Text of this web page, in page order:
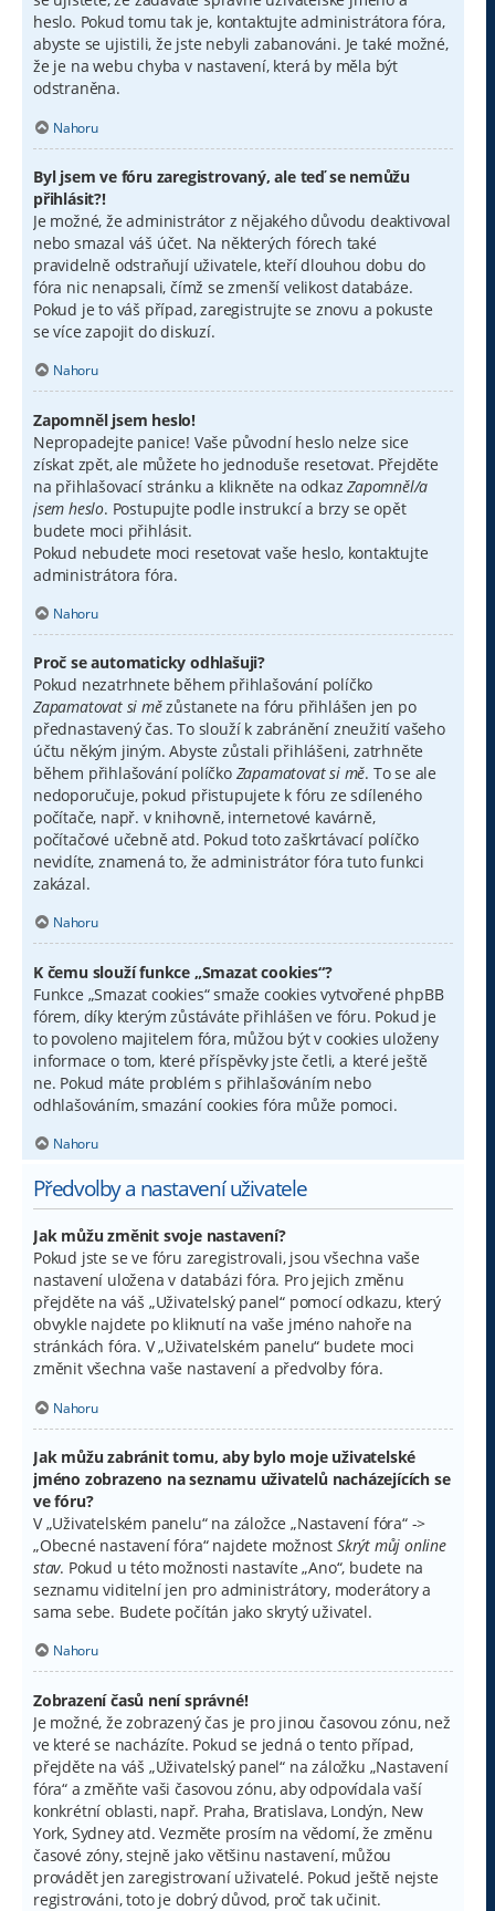
heslo. Pokud tomu tak je, kontaktujte administrátora fóra,
abyste se ujistili, že jste nebyli zabanováni. Je také možné,
že je na webu chyba v nastavení, která by měla být
odstraněna.
Nahoru
Byl jsem ve fóru zaregistrovaný, ale teď se nemůžu
přihlásit?!
Je možné, že administrátor z nějakého důvodu deaktivoval
nebo smazal váš účet. Na některých fórech také
pravidelně odstraňují uživatele, kteří dlouhou dobu do
fóra nic nenapsali, čímž se zmenší velikost databáze.
Pokud je to váš případ, zaregistrujte se znovu a pokuste
se více zapojit do diskuzí.
Nahoru
Zapomněl jsem heslo!
Nepropadejte panice! Vaše původní heslo nelze sice
získat zpět, ale můžete ho jednoduše resetovat. Přejděte
na přihlašovací stránku a klikněte na odkazZapomněl/a
jsem heslo. Postupujte podle instrukcí a brzy se opět
budete moci přihlásit.
Pokud nebudete moci resetovat vaše heslo, kontaktujte
administrátora fóra.
Nahoru
Proč se automaticky odhlašuji?
Pokud nezatrhnete během přihlašování políčko
Zapamatovat si mězůstanete na fóru přihlášen jen po
přednastavený čas. To slouží k zabránění zneužití vašeho
účtu někým jiným. Abyste zůstali přihlášeni, zatrhněte
během přihlašování políčko Zapamatovat si mě. To se ale
nedoporučuje, pokud přistupujete k fóru ze sdíleného
počítače, např. v knihovně, internetové kavárně,
počítačové učebně atd. Pokud toto zaškrtávací políčko
nevidíte, znamená to, že administrátor fóra tuto funkci
zakázal.
Nahoru
K čemu slouží funkce „Smazat cookies“?
Funkce „Smazat cookies“ smaže cookies vytvořené phpBB
fórem, díky kterým zůstáváte přihlášen ve fóru. Pokud je
to povoleno majitelem fóra, můžou být v cookies uloženy
informace o tom, které příspěvky jste četli, a které ještě
ne. Pokud máte problém s přihlašováním nebo
odhlašováním, smazání cookies fóra může pomoci.
Nahoru
Předvolby a nastavení uživatele
Jak můžu změnit svoje nastavení?
Pokud jste se ve fóru zaregistrovali, jsou všechna vaše
nastavení uložena v databázi fóra. Pro jejich změnu
přejděte na váš „Uživatelský panel“ pomocí odkazu, který
obvykle najdete po kliknutí na vaše jméno nahoře na
stránkách fóra. V „Uživatelském panelu“ budete moci
změnit všechna vaše nastavení a předvolby fóra.
Nahoru
Jak můžu zabránit tomu, aby bylo moje uživatelské
jméno zobrazeno na seznamu uživatelů nacházejících se
ve fóru?
V „Uživatelském panelu“ na záložce „Nastavení fóra“ ->
„Obecné nastavení fóra“ najdete možnostSkrýt můj online
stav. Pokud u této možnosti nastavíte „Ano“, budete na
seznamu viditelní jen pro administrátory, moderátory a
sama sebe. Budete počítán jako skrytý uživatel.
Nahoru
Zobrazení časů není správné!
Je možné, že zobrazený čas je pro jinou časovou zónu, než
ve které se nacházíte. Pokud se jedná o tento případ,
přejděte na váš „Uživatelský panel“ na záložku „Nastavení
fóra“ a změňte vaši časovou zónu, aby odpovídala vaší
konkrétní oblasti, např. Praha, Bratislava, Londýn, New
York, Sydney atd. Vezměte prosím na vědomí, že změnu
časové zóny, stejně jako většinu nastavení, můžou
provádět jen zaregistrovaní uživatelé. Pokud ještě nejste
registrováni, toto je dobrý důvod, proč tak učinit.